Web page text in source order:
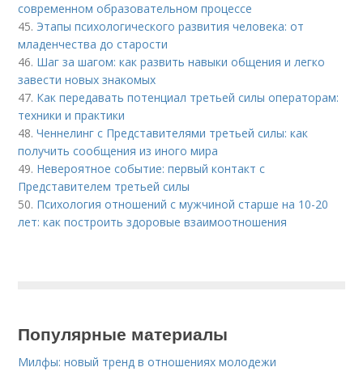
современном образовательном процессе
45. Этапы психологического развития человека: от
младенчества до старости
46. Шаг за шагом: как развить навыки общения и легко
завести новых знакомых
47. Как передавать потенциал третьей силы операторам:
техники и практики
48.Ченнелинг с Представителями третьей силы: как
получить сообщения из иного мира
49. Невероятное событие: первый контакт с
Представителем третьей силы
50. Психология отношений с мужчиной старше на 10-20
лет: как построить здоровые взаимоотношения
Популярные материалы
Милфы: новый тренд в отношениях молодежи